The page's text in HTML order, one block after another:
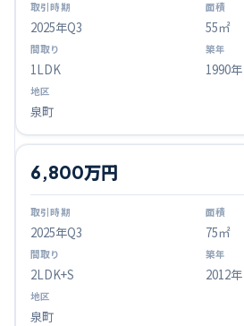
2025年Q3 55㎡
1LDK 1990年
泉町
2025年Q3
6,800万円
75㎡
2LDK+S 2012年
泉町